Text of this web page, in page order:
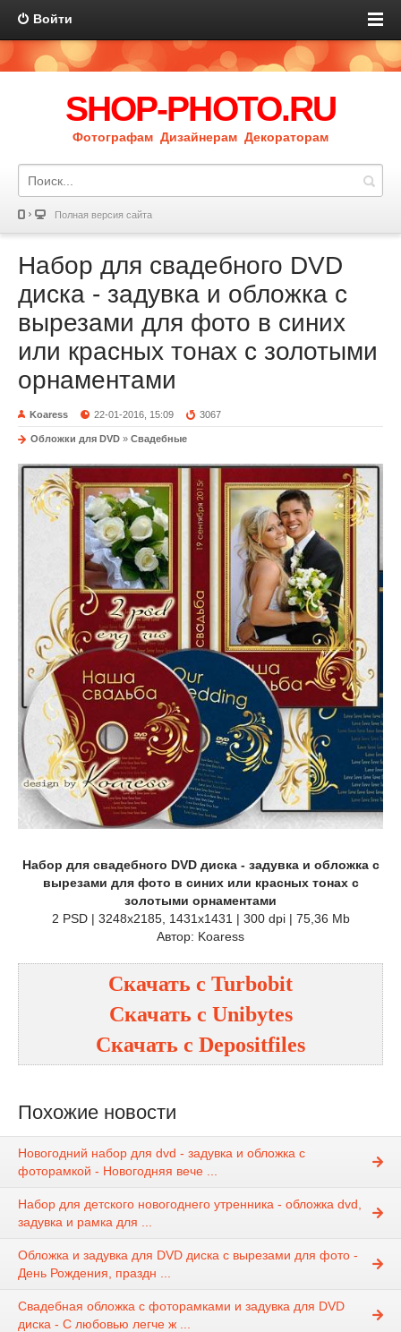
Войти
SHOP-PHOTO.RU
Фотографам Дизайнерам Декораторам
Полная версия сайта
Набор для свадебного DVD
диска - задувка и обложка с
вырезами для фото в синих
или красных тонах с золотыми
орнаментами
Koaress 22-01-2016, 15:09 3067
Обложки для DVD » Свадебные
Набор для свадебного DVD диска - задувка и обложка с
вырезами для фото в синих или красных тонах с
золотыми орнаментами
2 PSD | 3248x2185, 1431x1431 | 300 dpi | 75,36 Mb
Автор: Koaress
Скачать с Turbobit
Скачать с Unibytes
Скачать с Depositfiles
Похожие новости
Новогодний набор для dvd - задувка и обложка с
фоторамкой - Новогодняя вече ...
Набор для детского новогоднего утренника - обложка dvd,
задувка и рамка для ...
Обложка и задувка для DVD диска с вырезами для фото -
День Рождения, праздн ...
Свадебная обложка с фоторамками и задувка для DVD
диска - С любовью легче ж ...